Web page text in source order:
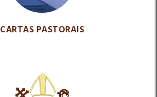
CARTAS PASTORAIS